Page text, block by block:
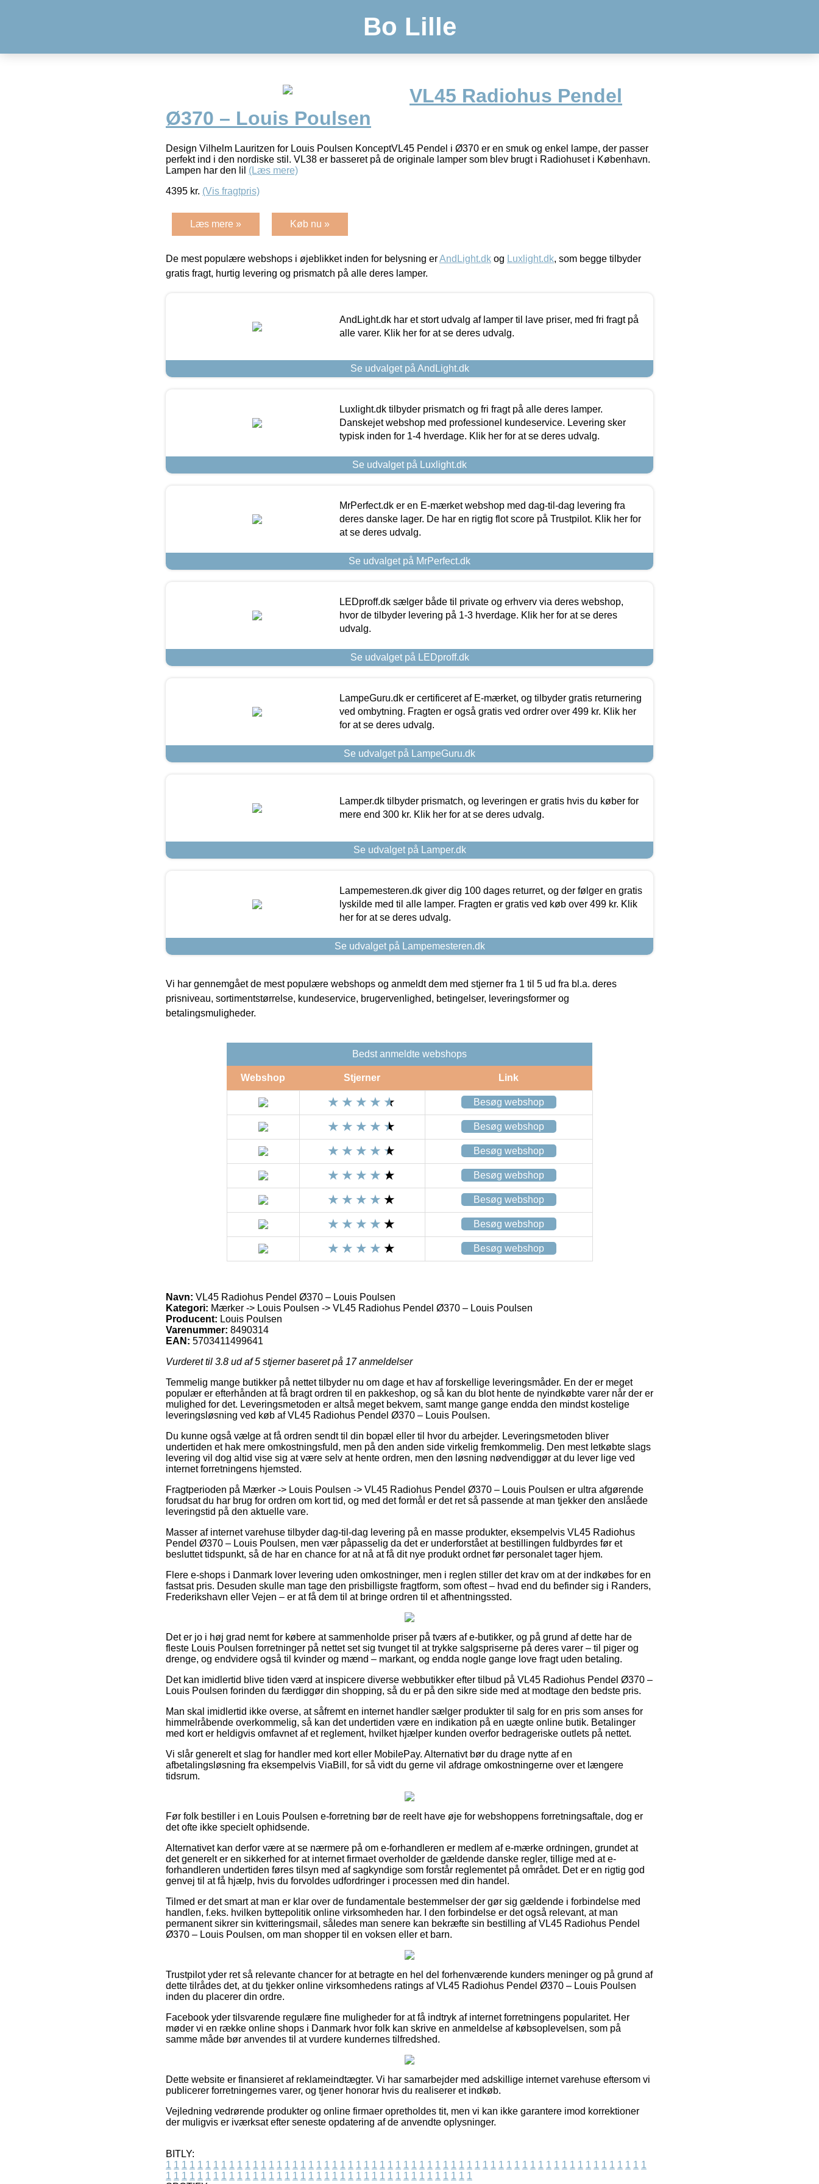
Bo Lille
VL45 Radiohus Pendel
Ø370 – Louis Poulsen
Design Vilhelm Lauritzen for Louis Poulsen KonceptVL45 Pendel i Ø370 er en smuk og enkel lampe, der passer
perfekt ind i den nordiske stil. VL38 er basseret på de originale lamper som blev brugt i Radiohuset i København.
Lampen har den lil (Læs mere)
4395 kr. (Vis fragtpris)
Læs mere » Køb nu »
De mest populære webshops i øjeblikket inden for belysning erAndLight.dk og Luxlight.dk, som begge tilbyder
gratis fragt, hurtig levering og prismatch på alle deres lamper.
AndLight.dk har et stort udvalg af lamper til lave priser, med fri fragt på
alle varer. Klik her for at se deres udvalg.
Se udvalget på AndLight.dk
Luxlight.dk tilbyder prismatch og fri fragt på alle deres lamper.
Danskejet webshop med professionel kundeservice. Levering sker
typisk inden for 1-4 hverdage. Klik her for at se deres udvalg.
Se udvalget på Luxlight.dk
MrPerfect.dk er en E-mærket webshop med dag-til-dag levering fra
deres danske lager. De har en rigtig flot score på Trustpilot. Klik her for
at se deres udvalg.
Se udvalget på MrPerfect.dk
LEDproff.dk sælger både til private og erhverv via deres webshop,
hvor de tilbyder levering på 1-3 hverdage. Klik her for at se deres
udvalg.
Se udvalget på LEDproff.dk
LampeGuru.dk er certificeret af E-mærket, og tilbyder gratis returnering
ved ombytning. Fragten er også gratis ved ordrer over 499 kr. Klik her
for at se deres udvalg.
Se udvalget på LampeGuru.dk
Lamper.dk tilbyder prismatch, og leveringen er gratis hvis du køber for
mere end 300 kr. Klik her for at se deres udvalg.
Se udvalget på Lamper.dk
Lampemesteren.dk giver dig 100 dages returret, og der følger en gratis
lyskilde med til alle lamper. Fragten er gratis ved køb over 499 kr. Klik
her for at se deres udvalg.
Se udvalget på Lampemesteren.dk
Vi har gennemgået de mest populære webshops og anmeldt dem med stjerner fra 1 til 5 ud fra bl.a. deres
prisniveau, sortimentstørrelse, kundeservice, brugervenlighed, betingelser, leveringsformer og
betalingsmuligheder.
Bedst anmeldte webshops
Webshop Stjerner Link
Besøg webshop
Besøg webshop
Besøg webshop
Besøg webshop
Besøg webshop
Besøg webshop
Besøg webshop
Navn: VL45 Radiohus Pendel Ø370 – Louis Poulsen
Kategori: Mærker -> Louis Poulsen -> VL45 Radiohus Pendel Ø370 – Louis Poulsen
Producent: Louis Poulsen
Varenummer: 8490314
EAN: 5703411499641
Vurderet til 3.8 ud af 5 stjerner baseret på 17anmeldelser
Temmelig mange butikker på nettet tilbyder nu om dage et hav af forskellige leveringsmåder. En der er meget
populær er efterhånden at få bragt ordren til en pakkeshop, og så kan du blot hente de nyindkøbte varer når der er
mulighed for det. Leveringsmetoden er altså meget bekvem, samt mange gange endda den mindst kostelige
leveringsløsning ved køb af VL45 Radiohus Pendel Ø370 – Louis Poulsen.
Du kunne også vælge at få ordren sendt til din bopæl eller til hvor du arbejder. Leveringsmetoden bliver
undertiden et hak mere omkostningsfuld, men på den anden side virkelig fremkommelig. Den mest letkøbte slags
levering vil dog altid vise sig at være selv at hente ordren, men den løsning nødvendiggør at du lever lige ved
internet forretningens hjemsted.
Fragtperioden på Mærker -> Louis Poulsen -> VL45 Radiohus Pendel Ø370 – Louis Poulsen er ultra afgørende
forudsat du har brug for ordren om kort tid, og med det formål er det ret så passende at man tjekker den anslåede
leveringstid på den aktuelle vare.
Masser af internet varehuse tilbyder dag-til-dag levering på en masse produkter, eksempelvis VL45 Radiohus
Pendel Ø370 – Louis Poulsen, men vær påpasselig da det er underforstået at bestillingen fuldbyrdes før et
besluttet tidspunkt, så de har en chance for at nå at få dit nye produkt ordnet før personalet tager hjem.
Flere e-shops i Danmark lover levering uden omkostninger, men i reglen stiller det krav om at der indkøbes for en
fastsat pris. Desuden skulle man tage den prisbilligste fragtform, som oftest – hvad end du befinder sig i Randers,
Frederikshavn eller Vejen – er at få dem til at bringe ordren til et afhentningssted.
Det er jo i høj grad nemt for købere at sammenholde priser på tværs af e-butikker, og på grund af dette har de
fleste Louis Poulsen forretninger på nettet set sig tvunget til at trykke salgspriserne på deres varer – til piger og
drenge, og endvidere også til kvinder og mænd – markant, og endda nogle gange love fragt uden betaling.
Det kan imidlertid blive tiden værd at inspicere diverse webbutikker efter tilbud på VL45 Radiohus Pendel Ø370 –
Louis Poulsen forinden du færdiggør din shopping, så du er på den sikre side med at modtage den bedste pris.
Man skal imidlertid ikke overse, at såfremt en internet handler sælger produkter til salg for en pris som anses for
himmelråbende overkommelig, så kan det undertiden være en indikation på en uægte online butik. Betalinger
med kort er heldigvis omfavnet af et reglement, hvilket hjælper kunden overfor bedrageriske outlets på nettet.
Vi slår generelt et slag for handler med kort eller MobilePay. Alternativt bør du drage nytte af en
afbetalingsløsning fra eksempelvis ViaBill, for så vidt du gerne vil afdrage omkostningerne over et længere
tidsrum.
Før folk bestiller i en Louis Poulsen e-forretning bør de reelt have øje for webshoppens forretningsaftale, dog er
det ofte ikke specielt ophidsende.
Alternativet kan derfor være at se nærmere på om e-forhandleren er medlem af e-mærke ordningen, grundet at
det generelt er en sikkerhed for at internet firmaet overholder de gældende danske regler, tillige med at e-
forhandleren undertiden føres tilsyn med af sagkyndige som forstår reglementet på området. Det er en rigtig god
genvej til at få hjælp, hvis du forvoldes udfordringer i processen med din handel.
Tilmed er det smart at man er klar over de fundamentale bestemmelser der gør sig gældende i forbindelse med
handlen, f.eks. hvilken byttepolitik online virksomheden har. I den forbindelse er det også relevant, at man
permanent sikrer sin kvitteringsmail, således man senere kan bekræfte sin bestilling af VL45 Radiohus Pendel
Ø370 – Louis Poulsen, om man shopper til en voksen eller et barn.
Trustpilot yder ret så relevante chancer for at betragte en hel del forhenværende kunders meninger og på grund af
dette tilrådes det, at du tjekker online virksomhedens ratings af VL45 Radiohus Pendel Ø370 – Louis Poulsen
inden du placerer din ordre.
Facebook yder tilsvarende regulære fine muligheder for at få indtryk af internet forretningens popularitet. Her
møder vi en række online shops i Danmark hvor folk kan skrive en anmeldelse af købsoplevelsen, som på
samme måde bør anvendes til at vurdere kundernes tilfredshed.
Dette website er finansieret af reklameindtægter. Vi har samarbejder med adskillige internet varehuse eftersom vi
publicerer forretningernes varer, og tjener honorar hvis du realiserer et indkøb.
Vejledning vedrørende produkter og online firmaer opretholdes tit, men vi kan ikke garantere imod korrektioner
der muligvis er iværksat efter seneste opdatering af de anvendte oplysninger.
BITLY:
1 1 1 1 1 1 1 1 1 1 1 1 1 1 1 1 1 1 1 1 1 1 1 1 1 1 1 1 1 1 1 1 1 1 1 1 1 1 1 1 1 1 1 1 1 1 1 1 1 1 1 1 1 1 1 1 1 1 1 1 1
1 1 1 1 1 1 1 1 1 1 1 1 1 1 1 1 1 1 1 1 1 1 1 1 1 1 1 1 1 1 1 1 1 1 1 1 1 1 1